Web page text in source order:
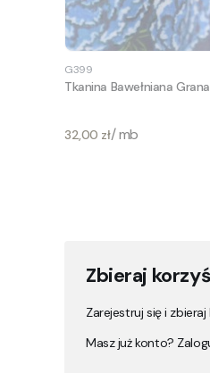
G399
Tkanina Bawełniana
Cena
32,00 zł/ mb
Zbieraj
Zarejestruj się i
Masz już konto?